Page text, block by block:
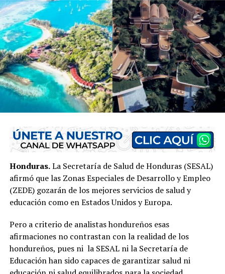
Honduras.La Secretaría de Salud de Honduras (SESAL)
afirmó que las Zonas Especiales de Desarrollo y Empleo
(ZEDE) gozarán de los mejores servicios de salud y
educación como en Estados Unidos y Europa.
Pero a criterio de analistas hondureños esas
afirmaciones no contrastan con la realidad de los
hondureños, pues ni la SESAL ni la Secretaría de
Educación han sido capaces de garantizar salud ni